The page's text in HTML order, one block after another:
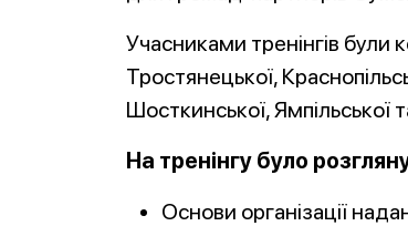
Учасниками тренінгів були
Тростянецької,
Шосткинської, Ямпільської
На тренінгу було
Основи організації